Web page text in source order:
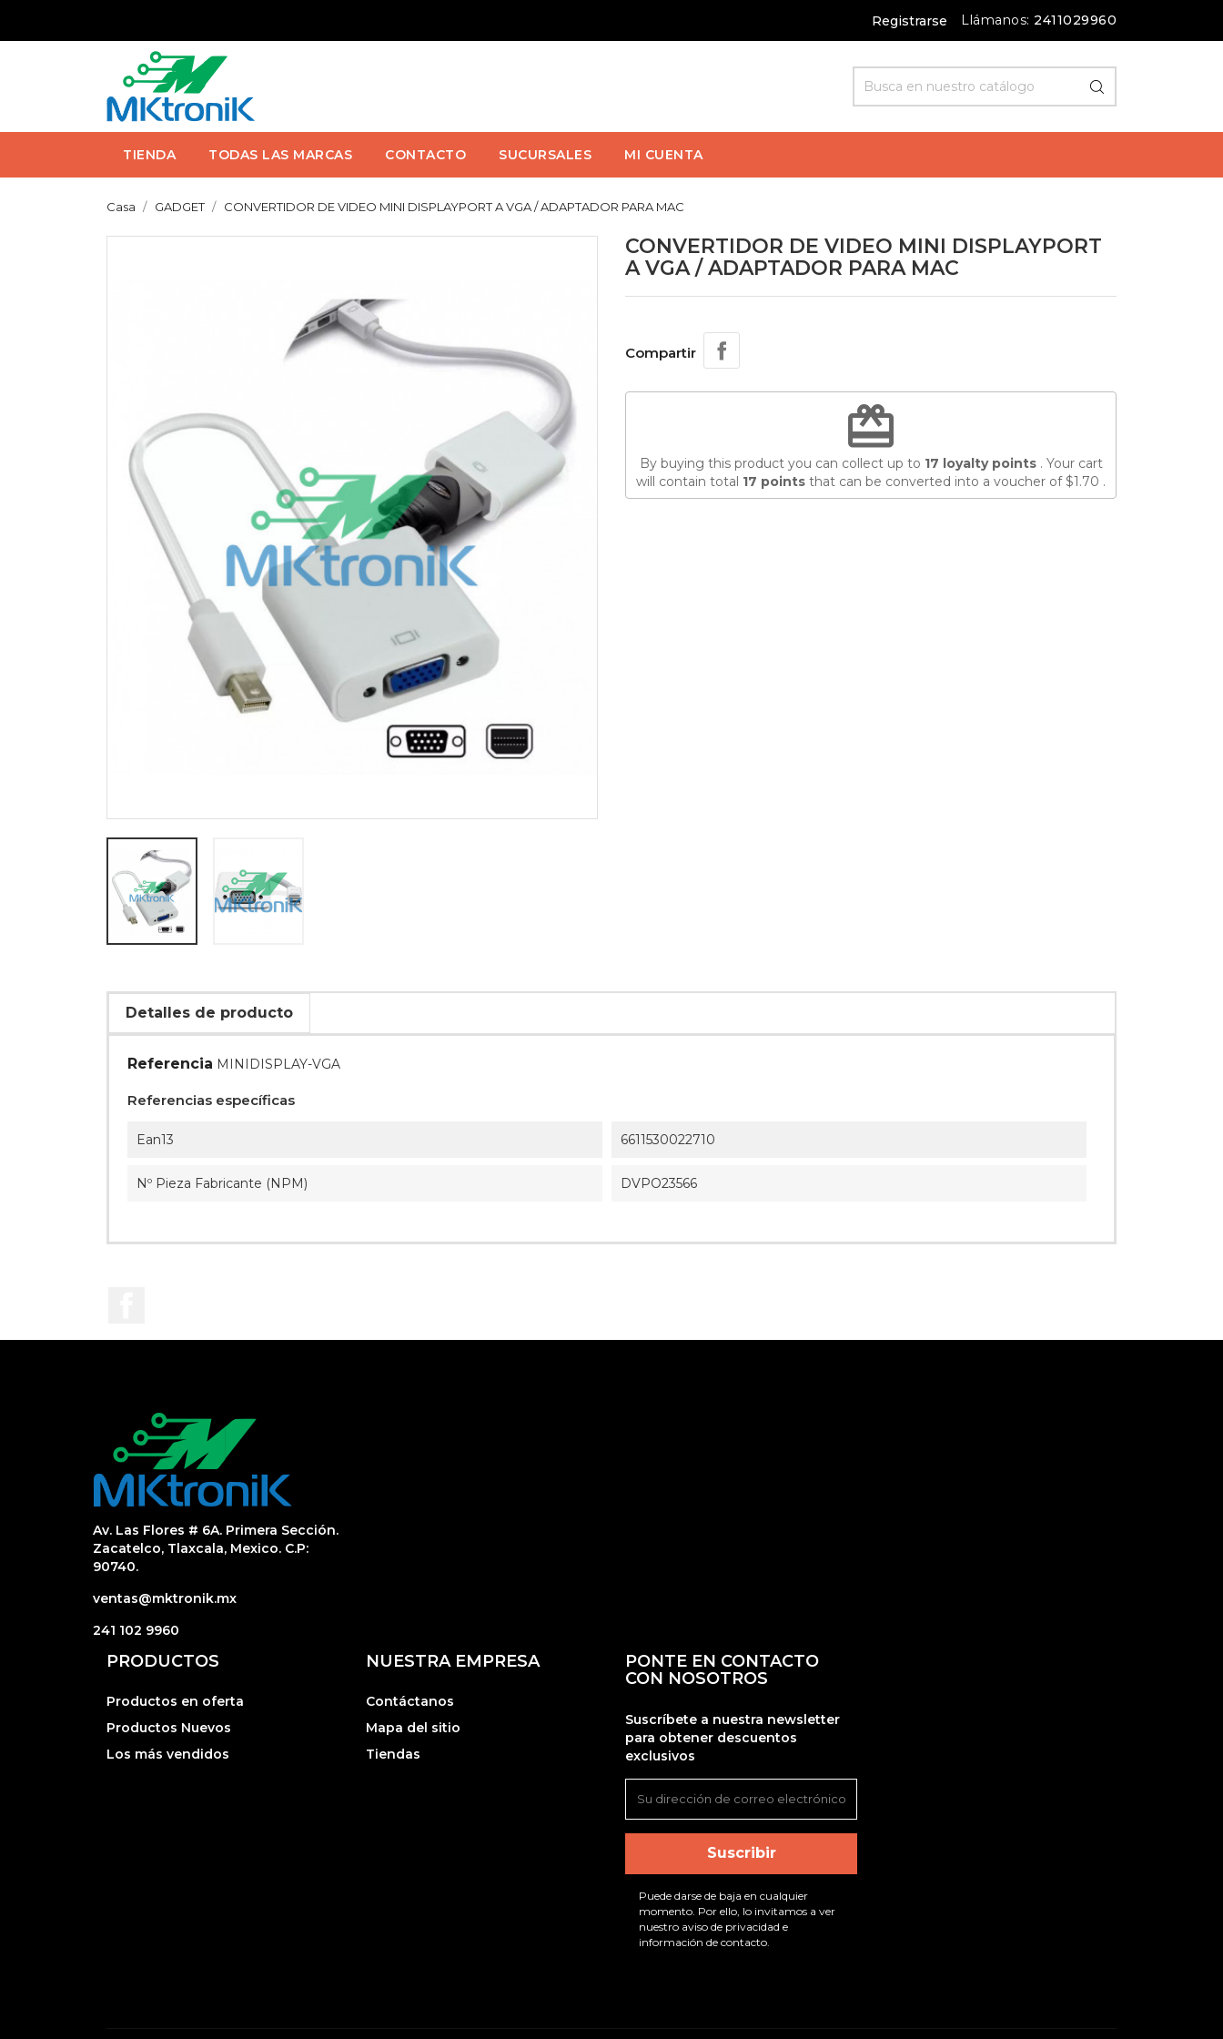
Registrarse Llámanos: 2411029960
TIENDA TODAS LAS MARCAS CONTACTO SUCURSALES MI CUENTA
Casa GADGET CONVERTIDOR DE VIDEO MINI DISPLAYPORT A VGA / ADAPTADOR PARA MAC
CONVERTIDOR DE VIDEO MINI DISPLAYPORT
A VGA / ADAPTADOR PARA MAC
Compartir
redeem
By buying this product you can collect up to 17 loyalty points. Your cart
will contain total 17 points that can be converted into a voucher of$1.70 .
Detalles de producto
Referencia MINIDISPLAY-VGA
Referencias específicas
Ean13 6611530022710
Nº Pieza Fabricante (NPM) DVPO23566
Av. Las Flores # 6A. Primera Sección.
Zacatelco, Tlaxcala, Mexico. C.P:
90740.
ventas@mktronik.mx
241 102 9960
PRODUCTOS
Productos en oferta
Productos Nuevos
Los más vendidos
NUESTRA EMPRESA
Contáctanos
Mapa del sitio
Tiendas
PONTE EN CONTACTO
CON NOSOTROS
Suscríbete a nuestra newsletter
para obtener descuentos
exclusivos
Puede darse de baja en cualquier
momento. Por ello, lo invitamos a ver
nuestro aviso de privacidad e
información de contacto.